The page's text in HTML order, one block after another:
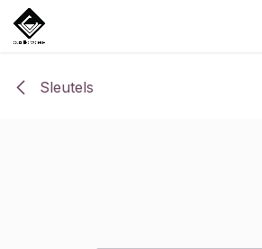
Overslaan naar inhoud
Sleutels